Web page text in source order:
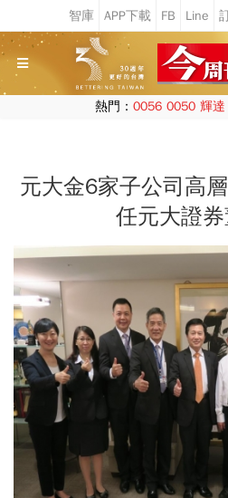
熱門： 0056 0050 輝達
元大金6家子公司高
任元大證